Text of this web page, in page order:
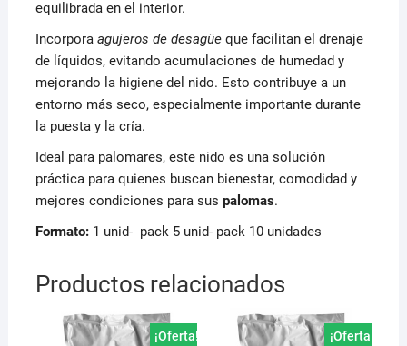
equilibrada en el interior.
Incorpora agujeros de desagüeque facilitan el drenaje
de líquidos, evitando acumulaciones de humedad y
mejorando la higiene del nido. Esto contribuye a un
entorno más seco, especialmente importante durante
la puesta y la cría.
Ideal para palomares, este nido es una solución
práctica para quienes buscan bienestar, comodidad y
mejores condiciones para sus palomas.
Formato:1 unid- pack 5 unid- pack 10 unidades
Productos relacionados
¡Oferta! ¡Oferta!